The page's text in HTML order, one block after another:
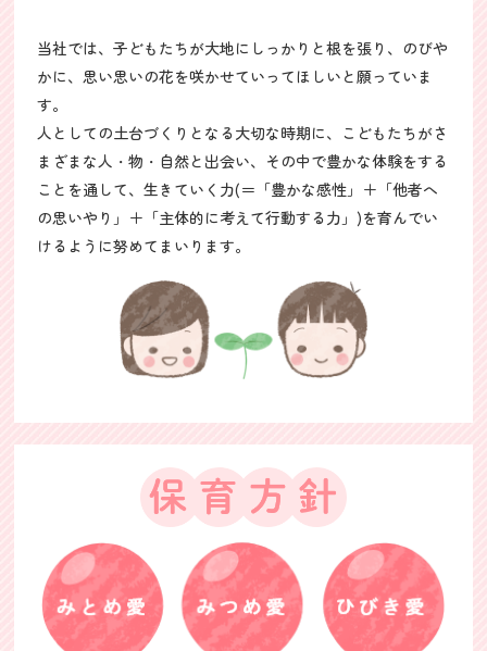
当社では、子どもたちが大地にしっかりと根を張り、のびや
かに、思い思いの花を咲かせていってほしいと願っていま
す。
人としての土台づくりとなる大切な時期に、こどもたちがさ
まざまな人・物・自然と出会い、その中で豊かな体験をする
ことを通して、生きていく力(＝「豊かな感性」＋「他者へ
の思いやり」＋「主体的に考えて行動する力」)を育んでい
けるように努めてまいります。